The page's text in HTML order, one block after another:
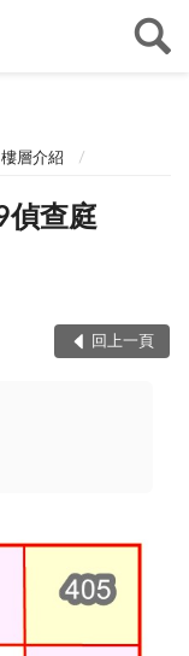
樓層介紹
偵查庭
回上一頁